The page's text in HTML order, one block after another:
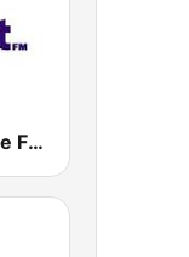
Eight FM (One FM 881)